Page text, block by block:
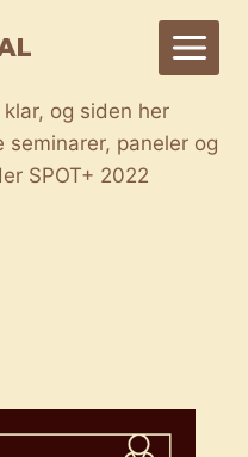
og siden her
paneler og
SPOT+ 2022